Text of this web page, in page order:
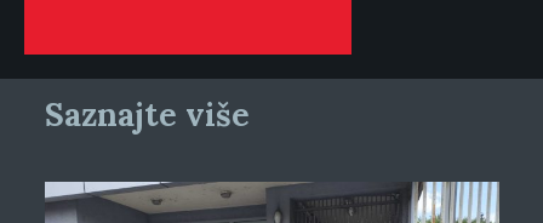
Saznajte više